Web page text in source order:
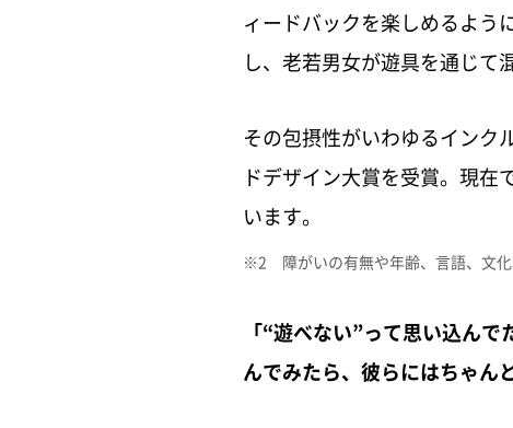
ィードバックを楽しめるよう
し、老若男女が遊具を通じて
その包摂性がいわゆるイン
ドデザイン大賞を受賞。現
います。
※2 障がいの有無や年齢、言語、文化
「“遊べない”って思い込ん
んでみたら、彼らにはちゃん